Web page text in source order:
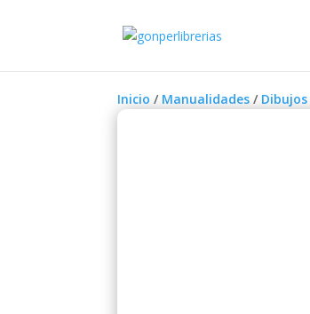
Inicio / Manualidades / Dibujos